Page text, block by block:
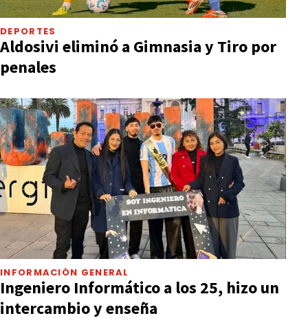
DEPORTES
Aldosivi eliminó a Gimnasia y Tiro por
penales
INFORMACIÓN GENERAL
Ingeniero Informático a los 25, hizo un
intercambio y enseña